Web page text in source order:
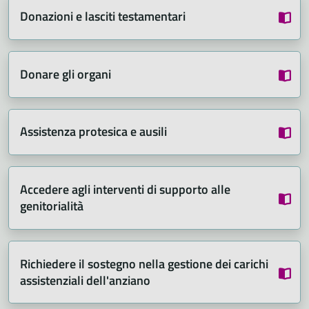
Donazioni e lasciti testamentari
Donare gli organi
Assistenza protesica e ausili
Accedere agli interventi di supporto alle
genitorialità
Richiedere il sostegno nella gestione dei carichi
assistenziali dell'anziano